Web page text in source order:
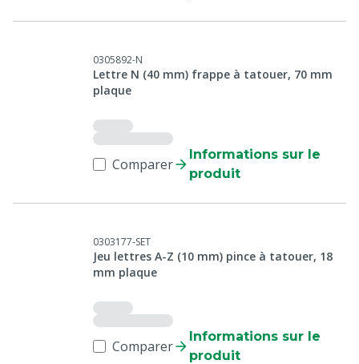
0305892-N
Lettre N (40 mm) frappe à tatouer, 70 mm
plaque
Comparer
Informations sur le
produit
0303177-SET
Jeu lettres A-Z (10 mm) pince à tatouer, 18
mm plaque
Comparer
Informations sur le
produit